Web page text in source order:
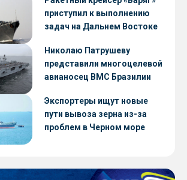
приступил к выполнению
задач на Дальнем Востоке
Николаю Патрушеву
представили многоцелевой
авианосец ВМС Бразилии
Экспортеры ищут новые
пути вывоза зерна из-за
проблем в Черном море